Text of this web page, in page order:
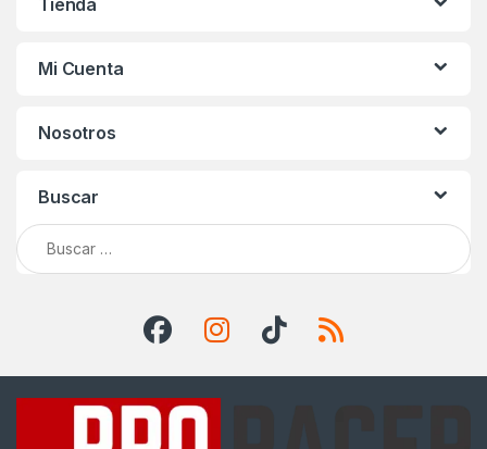
Mi Cuenta
Nosotros
Buscar
Buscar: